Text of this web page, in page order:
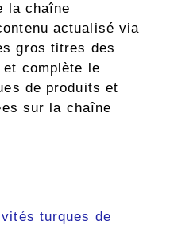
la chaîne
actualisé via
gros titres des
complète le
de produits et
sur la chaîne
turques de